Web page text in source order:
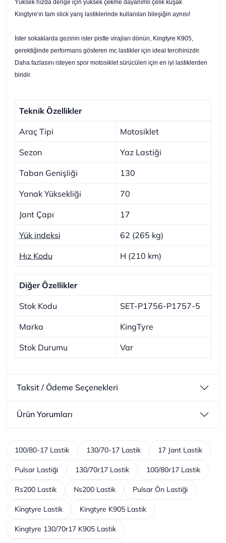
Yüksek hızda denge için yüksek çekme dayanımlı çelik kuşak
Kingtyre'ın tam slick yarış lastiklerinde kullanılan bileşiğin aynısı!
İster sokaklarda gezinin ister pistte virajları dönün, Kingtyre K905,
gerektiğinde performans gösteren mc lastikler için ideal tercihinizdir.
Daha fazlasını isteyen spor motosiklet sürücüleri için en iyi lastiklerden
biridir.
Teknik Özellikler
Araç Tipi Motosiklet
Sezon Yaz Lastiği
Taban Genişliği 130
Yanak Yüksekliği 70
Jant Çapı 17
Yük indeksi 62 (265 kg)
Hız Kodu H (210 km)
Diğer Özellikler
Stok Kodu SET-P1756-P1757-5
Marka KingTyre
Stok Durumu Var
Taksit / Ödeme Seçenekleri
Ürün Yorumları
100/80-17 Lastik 130/70-17 Lastik 17 Jant Lastik
Pulsar Lastiği 130/70r17 Lastik 100/80r17 Lastik
Rs200 Lastik Ns200 Lastik Pulsar Ön Lastiği
Kingtyre Lastik Kingtyre K905 Lastik
Kingtyre 130/70r17 K905 Lastik